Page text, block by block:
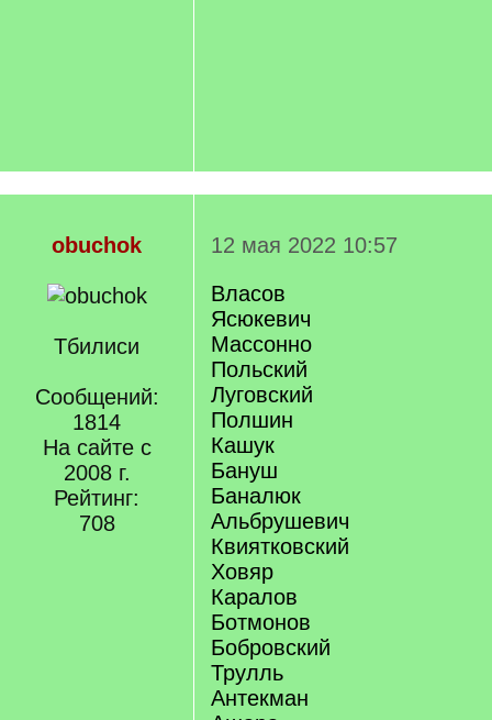
obuchok
Тбилиси
Сообщений:
1814
На сайте с
2008 г.
Рейтинг:
708
12 мая 2022 10:57
Власов
Ясюкевич
Массонно
Польский
Луговский
Полшин
Кашук
Бануш
Баналюк
Альбрушевич
Квиятковский
Ховяр
Каралов
Ботмонов
Бобровский
Трулль
Антекман